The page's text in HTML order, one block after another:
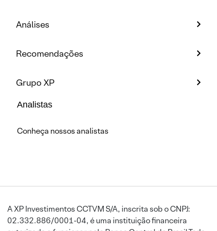
Análises
Recomendações
Grupo XP
Analistas
Conheça nossos analistas
A XP Investimentos CCTVM S/A, inscrita sob o CNPJ:
02.332.886/0001-04, é uma instituição financeira